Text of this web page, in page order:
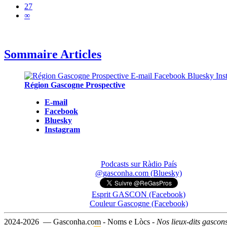
27
∞
Sommaire Articles
Région Gascogne Prospective
E-mail
Facebook
Bluesky
Instagram
Podcasts sur Ràdio País
@gasconha.com (Bluesky)
Esprit GASCON (Facebook)
Couleur Gascogne (Facebook)
2024-2026 — Gasconha.com - Noms e Lòcs - Nos lieux-dits